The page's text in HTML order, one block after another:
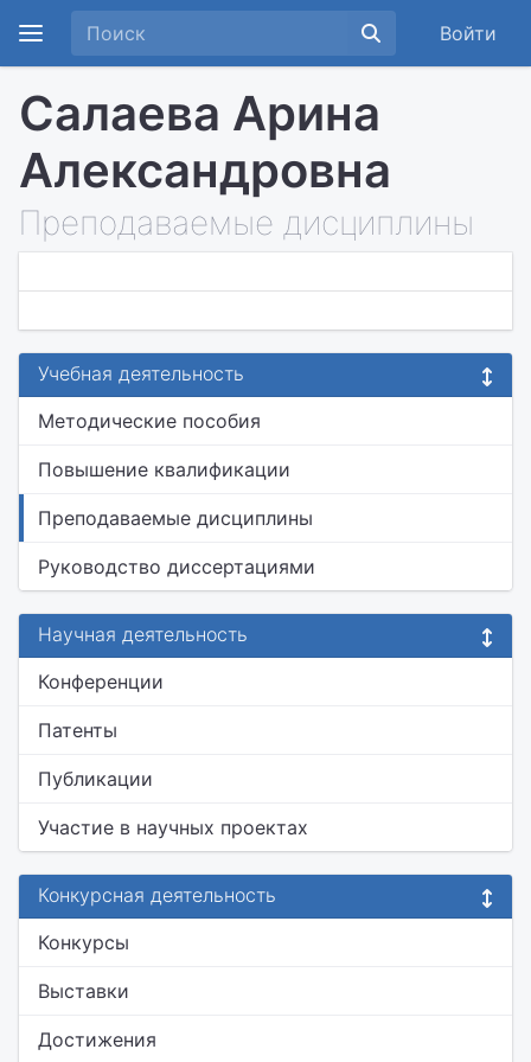
Войти
Салаева Арина
Александровна
Преподаваемые дисциплины
Учебная деятельность
Методические пособия
Повышение квалификации
Преподаваемые дисциплины
Руководство диссертациями
Научная деятельность
Конференции
Патенты
Публикации
Участие в научных проектах
Конкурсная деятельность
Конкурсы
Выставки
Достижения